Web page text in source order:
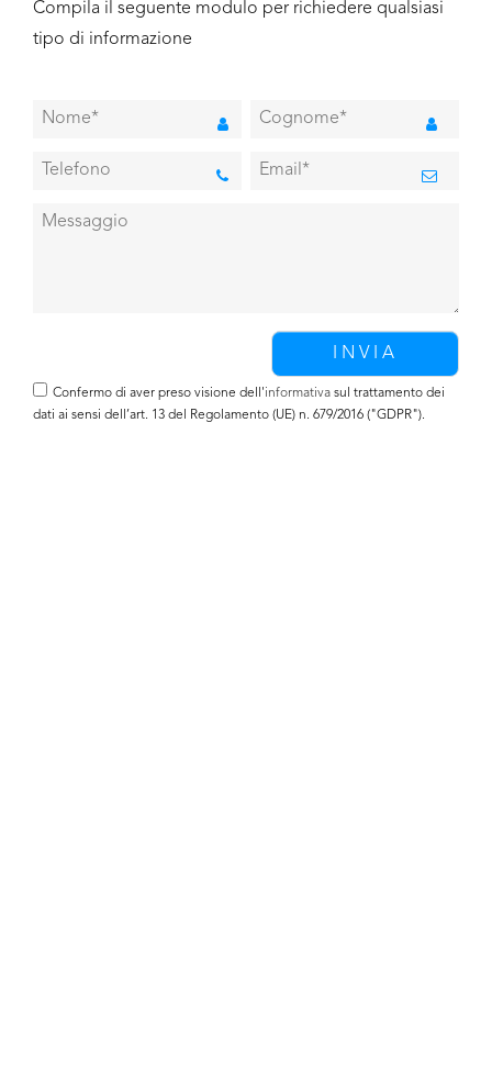
Compila il seguente modulo per richiedere qualsiasi
tipo di informazione
Confermo di aver preso visione dell'informativa sul trattamento dei
dati ai sensi dell’art. 13 del Regolamento (UE) n. 679/2016 ("GDPR").